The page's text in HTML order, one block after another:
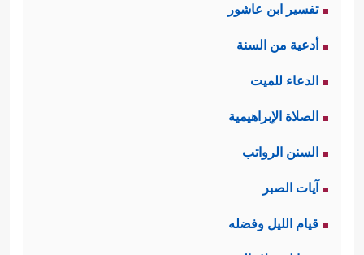
تفسير ابن عاشور
أدعية من السنة
الدعاء للميت
الصلاة الإبراهيمية
السنن الرواتب
آيات الصبر
قيام الليل وفضله